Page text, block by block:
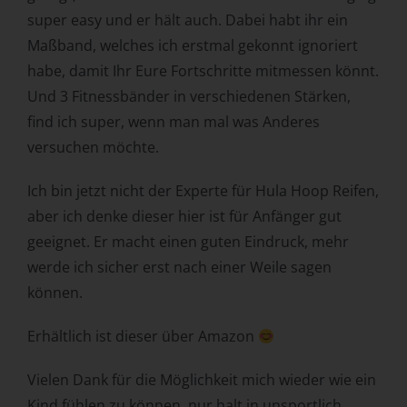
super easy und er hält auch. Dabei habt ihr ein
Maßband, welches ich erstmal gekonnt ignoriert
habe, damit Ihr Eure Fortschritte mitmessen könnt.
Und 3 Fitnessbänder in verschiedenen Stärken,
find ich super, wenn man mal was Anderes
versuchen möchte.
Ich bin jetzt nicht der Experte für Hula Hoop Reifen,
aber ich denke dieser hier ist für Anfänger gut
geeignet. Er macht einen guten Eindruck, mehr
werde ich sicher erst nach einer Weile sagen
können.
Erhältlich ist dieser über Amazon
Vielen Dank für die Möglichkeit mich wieder wie ein
Erfassen, die Organisation, das Ordnen, die Speicherung,
die Anpassung oder Veränderung, das Auslesen, das
Abfragen, die Verwendung, die Offenlegung durch
Übermittlung, Verbreitung oder eine andere Form der
Bereitstellung, den Abgleich oder die Verknüpfung, die
Einschränkung, das Löschen oder die Vernichtung.
d) Einschränkung der Verarbeitung
Einschränkung der Verarbeitung ist die Markierung
gespeicherter personenbezogener Daten mit dem Ziel,
ihre künftige Verarbeitung einzuschränken.
e) Profiling
Profiling ist jede Art der automatisierten Verarbeitung
personenbezogenen Daten verwendet werden, um
bestimmte persönliche Aspekte, die sich auf eine
um Aspekte bezüglich Arbeitsleistung, wirtschaftlicher